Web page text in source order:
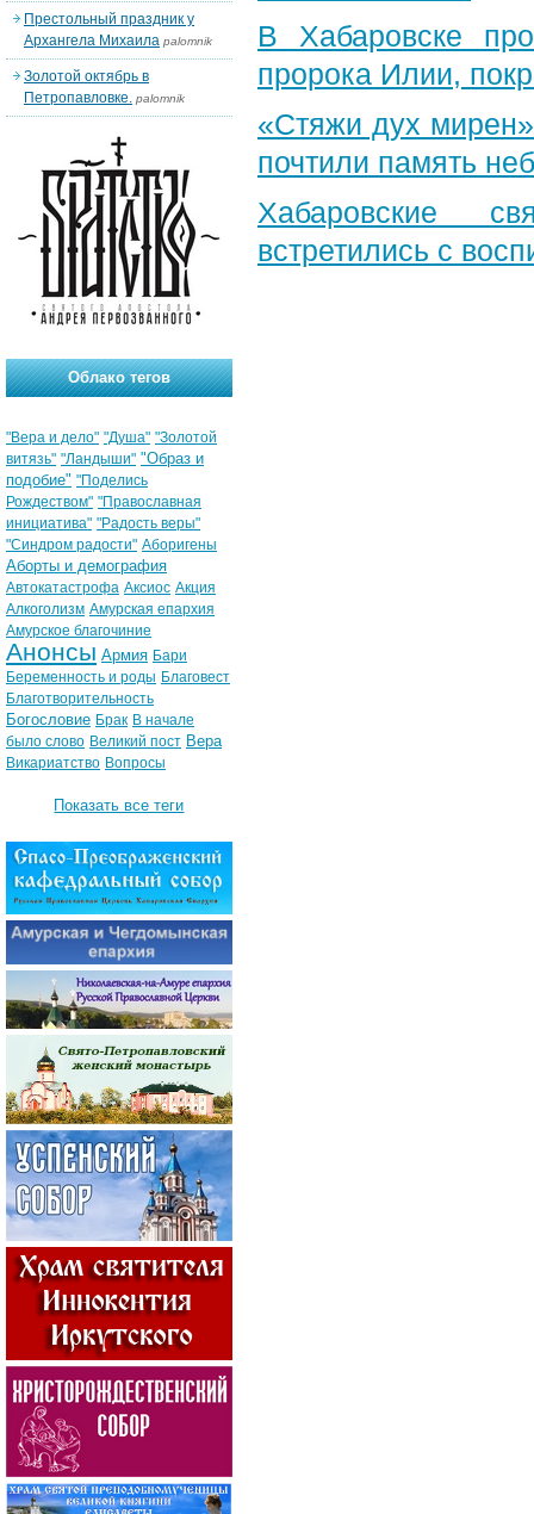
В Хабаровске
пророка Илии,
«Стяжи дух
почтили память
Хабаровские
встретились с
Престольный праздник у
Архангела Михаила palomnik
Золотой октябрь в
Петропавловке. palomnik
Облако тегов
"Вера и дело" "Душа" "Золотой
витязь" "Ландыши" "Образ и
подобие" "Поделись
Рождеством" "Православная
инициатива" "Радость веры"
"Синдром радости" Аборигены
Аборты и демография
Автокатастрофа Аксиос Акция
Алкоголизм Амурская епархия
Амурское благочиние
Анонсы Армия Бари
Беременность и роды Благовест
Благотворительность
Богословие Брак В начале
было слово Великий пост Вера
Викариатство Вопросы
Показать все теги